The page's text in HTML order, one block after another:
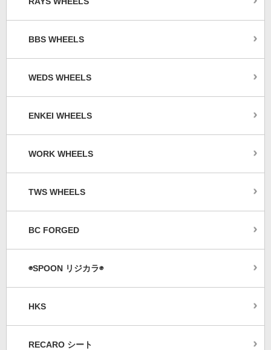
BBS WHEELS
WEDS WHEELS
ENKEI WHEELS
WORK WHEELS
TWS WHEELS
BC FORGED
◉SPOON リジカラ◉
HKS
RECARO シート